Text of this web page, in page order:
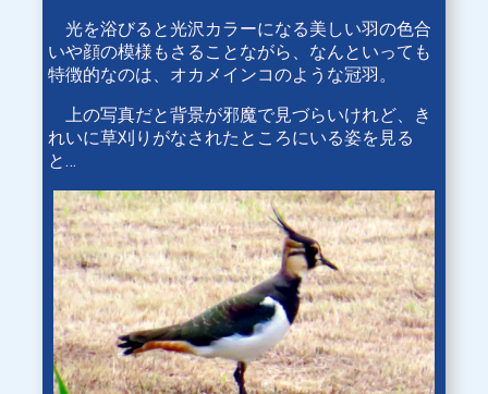
光を浴びると光沢カラーになる美しい羽の色合
いや顔の模様もさることながら、なんといっても
特徴的なのは、オカメインコのような冠羽。
上の写真だと背景が邪魔で見づらいけれど、き
れいに草刈りがなされたところにいる姿を見る
と…